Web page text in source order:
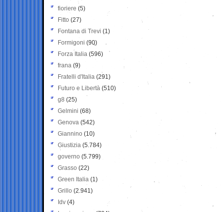
fioriere (5)
Fitto (27)
Fontana di Trevi (1)
Formigoni (90)
Forza Italia (596)
frana (9)
Fratelli d'Italia (291)
Futuro e Libertà (510)
g8 (25)
Gelmini (68)
Genova (542)
Giannino (10)
Giustizia (5.784)
governo (5.799)
Grasso (22)
Green Italia (1)
Grillo (2.941)
Idv (4)